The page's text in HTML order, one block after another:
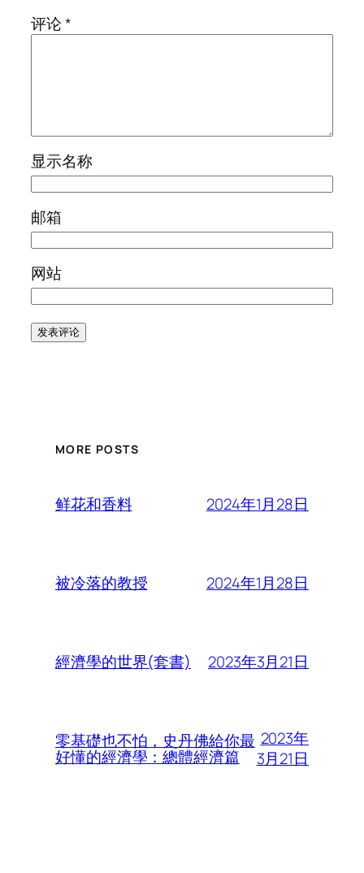
评论*
显示名称
邮箱
网站
MORE POSTS
鲜花和香料 2024年1月28日
被冷落的教授 2024年1月28日
經濟學的世界(套書) 2023年3月21日
零基礎也不怕，史丹佛給你最
好懂的經濟學：總體經濟篇
2023年
3月21日